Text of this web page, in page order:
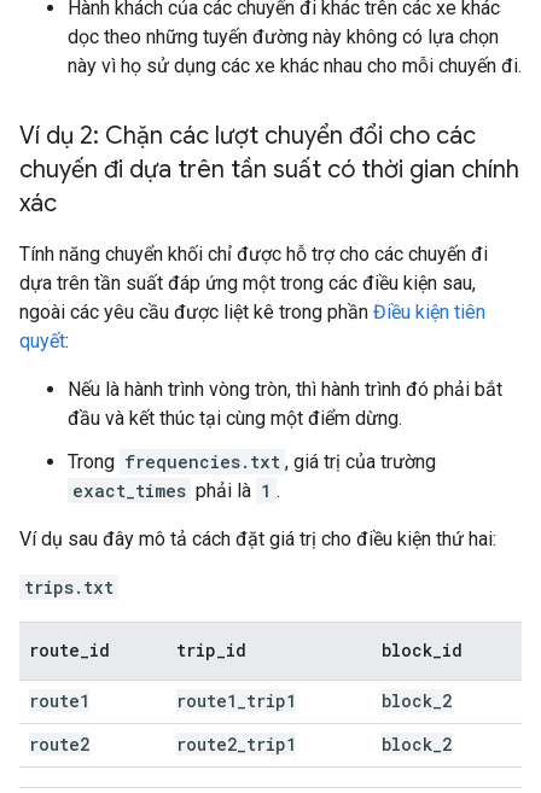
Hành khách của các chuyến đi khác trên các xe khác
dọc theo những tuyến đường này không có lựa chọn
này vì họ sử dụng các xe khác nhau cho mỗi chuyến đi.
Ví dụ 2: Chặn các lượt chuyển đổi cho các
chuyến đi dựa trên tần suất có thời gian chính
xác
Tính năng chuyển khối chỉ được hỗ trợ cho các chuyến đi
dựa trên tần suất đáp ứng một trong các điều kiện sau,
ngoài các yêu cầu được liệt kê trong phần Điều kiện tiên
quyết:
Nếu là hành trình vòng tròn, thì hành trình đó phải bắt
đầu và kết thúc tại cùng một điểm dừng.
Trong frequencies.txt , giá trị của trường
exact_times phải là 1 .
Ví dụ sau đây mô tả cách đặt giá trị cho điều kiện thứ hai:
trips.txt
route id trip id block id
route1 route1 trip1 block 2
route2
route2 trip1 block 2